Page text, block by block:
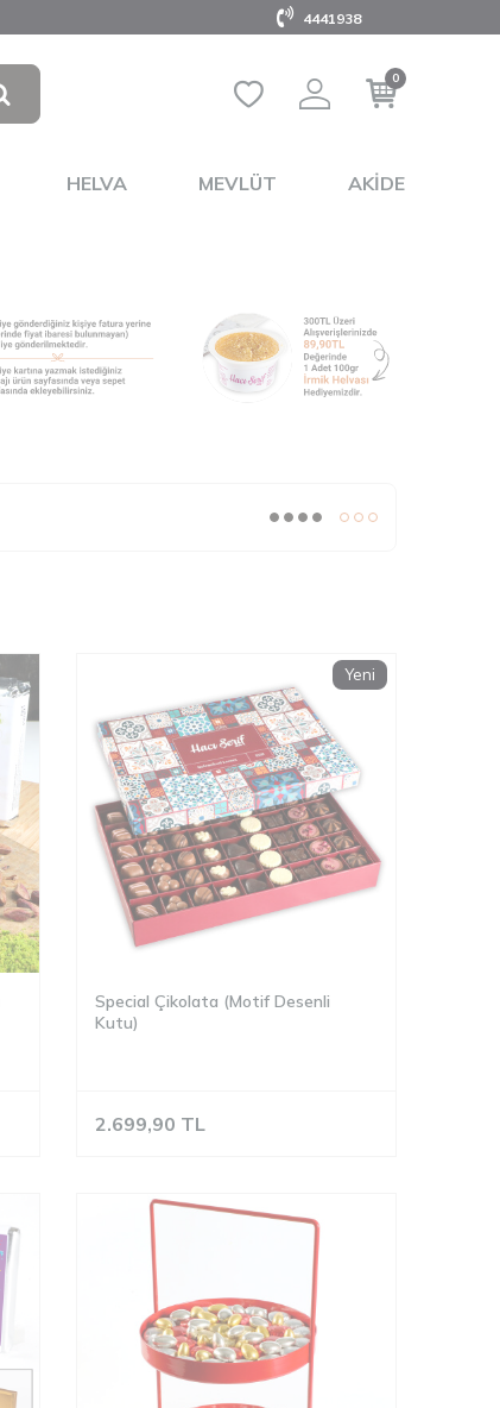
4441938
0
HELVA MEVLÜT AKIDE
Yeni
Special Çikolata (Motif Desenli
Kutu)
2.699,90 TL